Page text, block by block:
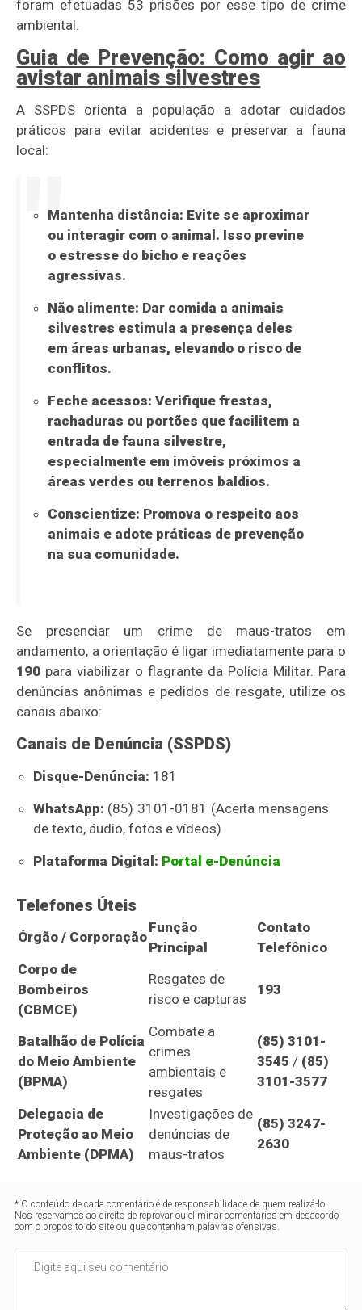
foram efetuadas 53 prisões por esse tipo de crime
ambiental.
Guia de Prevenção: Como agir ao
avistar animais silvestres
A SSPDS orienta a população a adotar cuidados
práticos para evitar acidentes e preservar a fauna
local:
Mantenha distância: Evite se aproximar
ou interagir com o animal. Isso previne
o estresse do bicho e reações
agressivas.
Não alimente: Dar comida a animais
silvestres estimula a presença deles
em áreas urbanas, elevando o risco de
conflitos.
Feche acessos: Verifique frestas,
rachaduras ou portões que facilitem a
entrada de fauna silvestre,
especialmente em imóveis próximos a
áreas verdes ou terrenos baldios.
Conscientize: Promova o respeito aos
animais e adote práticas de prevenção
na sua comunidade.
Se presenciar um crime de maus-tratos em
andamento, a orientação é ligar imediatamente para o
190 para viabilizar o flagrante da Polícia Militar. Para
denúncias anônimas e pedidos de resgate, utilize os
canais abaixo:
Canais de Denúncia (SSPDS)
Disque-Denúncia: 181
WhatsApp: (85) 3101-0181 (Aceita mensagens
de texto, áudio, fotos e vídeos)
Plataforma Digital: Portal e-Denúncia
Telefones Úteis
Órgão / Corporação
Função
Principal
Contato
Telefônico
Corpo de
Bombeiros
(CBMCE)
Resgates de
risco e capturas
193
Batalhão de Polícia
do Meio Ambiente
(BPMA)
Combate a
crimes
ambientais e
resgates
(85) 3101-
3545 / (85)
3101-3577
Delegacia de
Proteção ao Meio
Ambiente (DPMA)
Investigações de
denúncias de
maus-tratos
(85) 3247-
2630
* O conteúdo de cada comentário é de responsabilidade de quem realizá-lo.
Nos reservamos ao direito de reprovar ou eliminar comentários em desacordo
com o propósito do site ou que contenham palavras ofensivas.